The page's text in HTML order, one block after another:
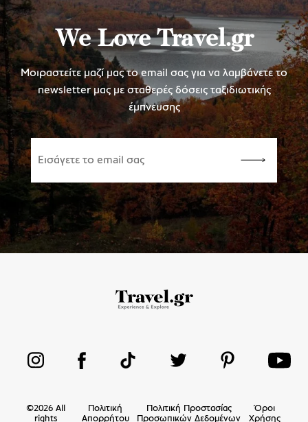
We Love Travel.gr
Μοιραστείτε μαζί μας το email σας για να λαμβάνετε το
newsletter μας με σταθερές δόσεις ταξιδιωτικής
έμπνευσης
©2026 All
rights
Πολιτική
Απορρήτου
Πολιτική Προστασίας
Προσωπικών Δεδομένων
Όροι
Χρήσης